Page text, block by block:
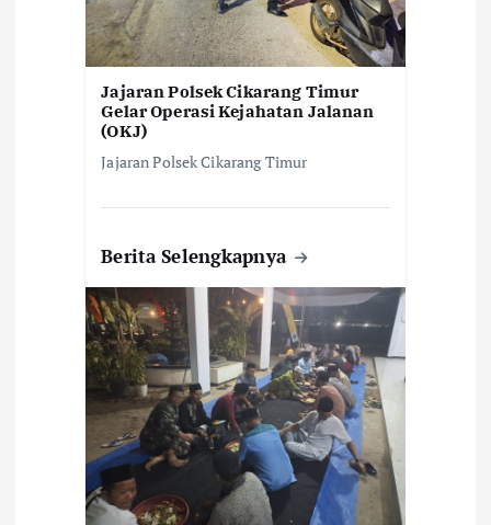
Jajaran Polsek Cikarang Timur
Gelar Operasi Kejahatan Jalanan
(OKJ)
Jajaran Polsek Cikarang Timur
Berita Selengkapnya